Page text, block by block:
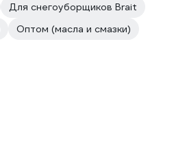
Для снегоуборщиков Brait
Оптом (масла и смазки)